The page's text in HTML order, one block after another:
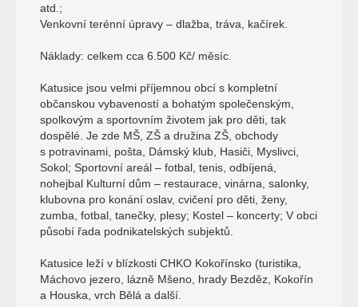
atd.;
Venkovní terénní úpravy – dlažba, tráva, kačírek.
Náklady: celkem cca 6.500 Kč/ měsíc.
Katusice jsou velmi příjemnou obcí s kompletní
občanskou vybaveností a bohatým společenským,
spolkovým a sportovním životem jak pro děti, tak
dospělé. Je zde MŠ, ZŠ a družina ZŠ, obchody
s potravinami, pošta, Dámský klub, Hasiči, Myslivci,
Sokol; Sportovní areál – fotbal, tenis, odbíjená,
nohejbal Kulturní dům – restaurace, vinárna, salonky,
klubovna pro konání oslav, cvičení pro děti, ženy,
zumba, fotbal, tanečky, plesy; Kostel – koncerty; V obci
působí řada podnikatelských subjektů.
Katusice leží v blízkosti CHKO Kokořínsko (turistika,
Máchovo jezero, lázně Mšeno, hrady Bezděz, Kokořín
a Houska, vrch Bělá a další.